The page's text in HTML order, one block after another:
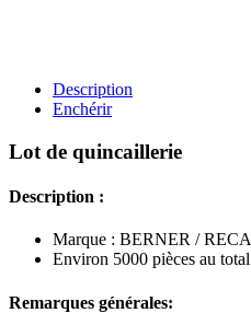
Description
Enchérir
Lot de quincaillerie
Description :
Marque : BERNER / RECA
Environ 5000 pièces au total
Remarques générales: